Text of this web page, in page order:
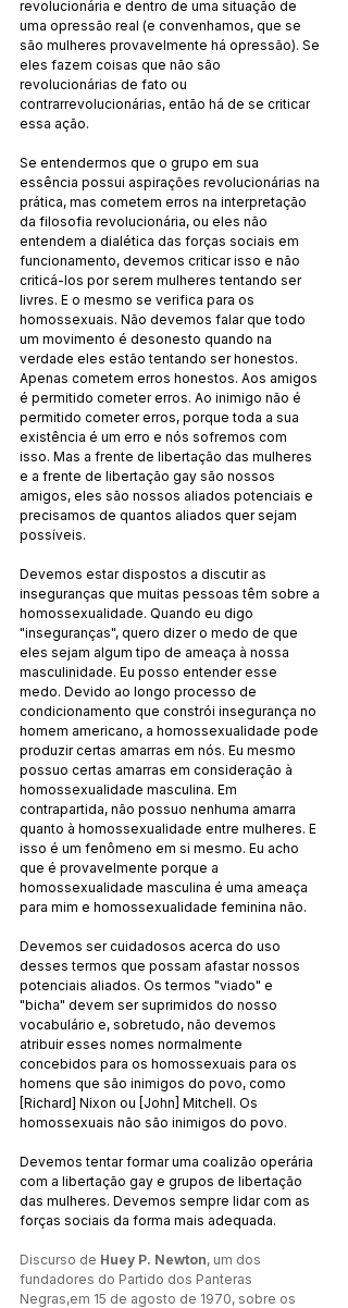
revolucionária e dentro de uma situação de
uma opressão real (e convenhamos, que se
são mulheres provavelmente há opressão). Se
eles fazem coisas que não são
revolucionárias de fato ou
contrarrevolucionárias, então há de se criticar
essa ação.
Se entendermos que o grupo em sua
essência possui aspirações revolucionárias na
prática, mas cometem erros na interpretação
da filosofia revolucionária, ou eles não
entendem a dialética das forças sociais em
funcionamento, devemos criticar isso e não
criticá-los por serem mulheres tentando ser
livres. E o mesmo se verifica para os
homossexuais. Não devemos falar que todo
um movimento é desonesto quando na
verdade eles estão tentando ser honestos.
Apenas cometem erros honestos. Aos amigos
é permitido cometer erros. Ao inimigo não é
permitido cometer erros, porque toda a sua
existência é um erro e nós sofremos com
isso. Mas a frente de libertação das mulheres
e a frente de libertação gay são nossos
amigos, eles são nossos aliados potenciais e
precisamos de quantos aliados quer sejam
possíveis.
Devemos estar dispostos a discutir as
inseguranças que muitas pessoas têm sobre a
homossexualidade. Quando eu digo
"inseguranças", quero dizer o medo de que
eles sejam algum tipo de ameaça à nossa
masculinidade. Eu posso entender esse
medo. Devido ao longo processo de
condicionamento que constrói insegurança no
homem americano, a homossexualidade pode
produzir certas amarras em nós. Eu mesmo
possuo certas amarras em consideração à
homossexualidade masculina. Em
contrapartida, não possuo nenhuma amarra
quanto à homossexualidade entre mulheres. E
isso é um fenômeno em si mesmo. Eu acho
que é provavelmente porque a
homossexualidade masculina é uma ameaça
para mim e homossexualidade feminina não.
Devemos ser cuidadosos acerca do uso
desses termos que possam afastar nossos
potenciais aliados. Os termos "viado" e
"bicha" devem ser suprimidos do nosso
vocabulário e, sobretudo, não devemos
atribuir esses nomes normalmente
concebidos para os homossexuais para os
homens que são inimigos do povo, como
[Richard] Nixon ou [John] Mitchell. Os
homossexuais não são inimigos do povo.
Devemos tentar formar uma coalizão operária
com a libertação gay e grupos de libertação
das mulheres. Devemos sempre lidar com as
forças sociais da forma mais adequada.
Discurso de Huey P. Newton, um dos
fundadores do Partido dos Panteras
Negras,em 15 de agosto de 1970, sobre os